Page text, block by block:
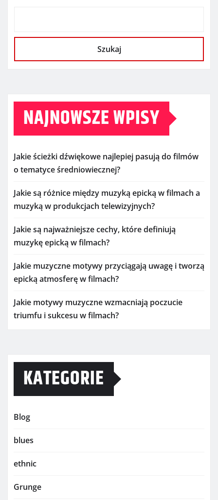
Szukaj
NAJNOWSZE WPISY
Jakie ścieżki dźwiękowe najlepiej pasują do filmów
o tematyce średniowiecznej?
Jakie są różnice między muzyką epicką w filmach a
muzyką w produkcjach telewizyjnych?
Jakie są najważniejsze cechy, które definiują
muzykę epicką w filmach?
Jakie muzyczne motywy przyciągają uwagę i tworzą
epicką atmosferę w filmach?
Jakie motywy muzyczne wzmacniają poczucie
triumfu i sukcesu w filmach?
KATEGORIE
Blog
blues
ethnic
Grunge